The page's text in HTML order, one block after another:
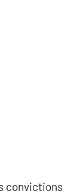
convictions